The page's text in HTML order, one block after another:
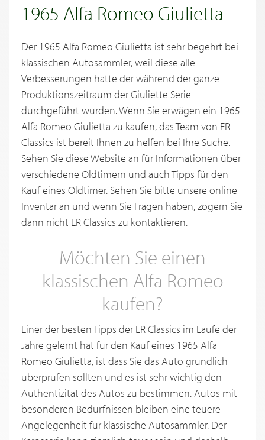
1965 Alfa Romeo Giulietta
Der 1965 Alfa Romeo Giulietta ist sehr begehrt bei
klassischen Autosammler, weil diese alle
Verbesserungen hatte der während der ganze
Produktionszeitraum der Giuliette Serie
durchgeführt wurden. Wenn Sie erwägen ein 1965
Alfa Romeo Giulietta zu kaufen, das Team von ER
Classics ist bereit Ihnen zu helfen bei Ihre Suche.
Sehen Sie diese Website an für Informationen über
verschiedene Oldtimern und auch Tipps für den
Kauf eines Oldtimer. Sehen Sie bitte unsere online
Inventar an und wenn Sie Fragen haben, zögern Sie
dann nicht ER Classics zu kontaktieren.
Möchten Sie einen
klassischen Alfa Romeo
kaufen?
Einer der besten Tipps der ER Classics im Laufe der
Jahre gelernt hat für den Kauf eines 1965 Alfa
Romeo Giulietta, ist dass Sie das Auto gründlich
überprüfen sollten und es ist sehr wichtig den
Authentizität des Autos zu bestimmen. Autos mit
besonderen Bedürfnissen bleiben eine teuere
Angelegenheit für klassische Autosammler. Der